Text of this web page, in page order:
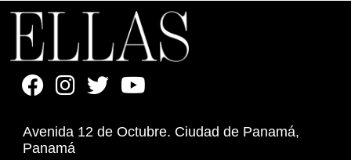
Avenida 12 de Octubre. Ciudad de Panamá,
Panamá